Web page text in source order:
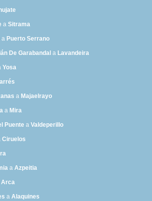
aSitrama
a Puerto Serrano
De Garabandal a Lavandeira
Yosa
a Majaelrayo
a Mira
Puente aValdeperillo
Ciruelos
aAzpeitia
Arca
aAlaquines